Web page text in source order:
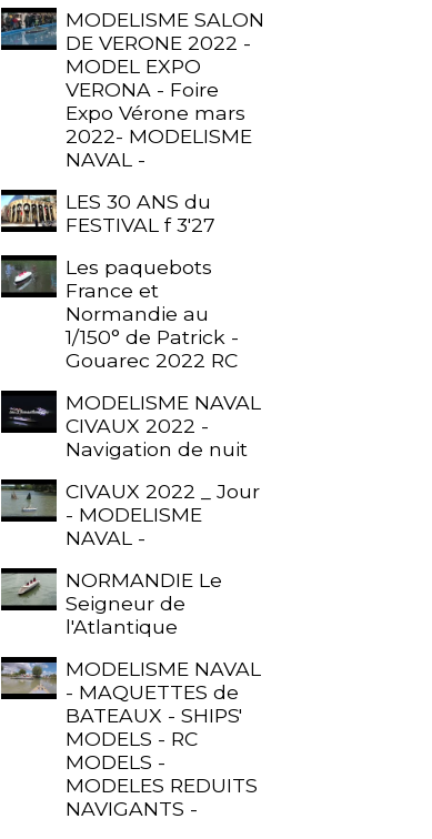
MODELISME SALON
DE VERONE 2022 -
MODEL EXPO
VERONA - Foire
Expo Vérone mars
2022- MODELISME
NAVAL -
LES 30 ANS du
FESTIVAL f 3'27
Les paquebots
France et
Normandie au
1/150° de Patrick -
Gouarec 2022 RC
MODELISME NAVAL
CIVAUX 2022 -
Navigation de nuit
CIVAUX 2022 _ Jour
- MODELISME
NAVAL -
NORMANDIE Le
Seigneur de
l'Atlantique
MODELISME NAVAL
- MAQUETTES de
BATEAUX - SHIPS'
MODELS - RC
MODELS -
MODELES REDUITS
NAVIGANTS -